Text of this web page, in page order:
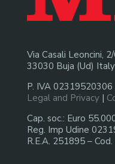
Via Casali Leoncini, 2/
33030 Buja (Ud) Italy
P. IVA 02319520306
Legal and Privacy|
Cap. soc.: Euro
Reg. Imp Udine
R.E.A. 251895 –